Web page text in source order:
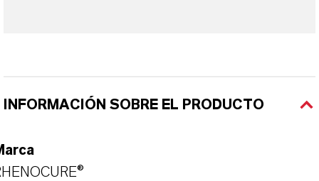
INFORMACIÓN SOBRE EL PRODUCTO